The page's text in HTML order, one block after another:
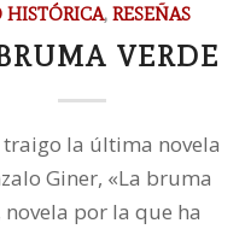
HISTÓRICA, RESEÑAS
VERDE
traigo la última novela
Giner, «La bruma
novela por la que ha